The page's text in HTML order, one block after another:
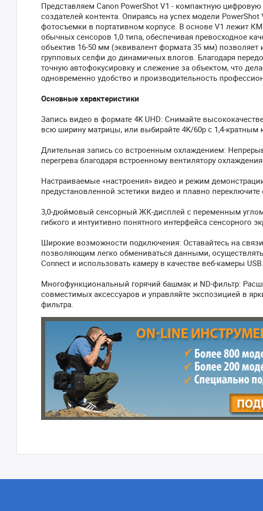
Представляем Canon PowerShot V1 - компактную
создателей контента. Опираясь на успех модели
фотосъемки в портативном корпусе. В основе V1 лежит
обычных сенсоров 1,0 типа, обеспечивая превосходное
объектив 16-50 мм (эквивалент формата 35 мм)
групповых селфи до динамичных влогов. Благодаря
точную автофокусировку и слежение за объектом, что
одновременно удобство и производительность
Основные характеристики
Запись видео в формате 4K UHD: Снимайте
всю ширину матрицы, или выбирайте 4K/60p с 1,4-
Длительная запись со встроенным охлаждением:
перегрева благодаря встроенному вентилятору
Настраиваемые «настроения» видео и режим
предустановленной эстетики видео и плавно
3,0-дюймовый сенсорный ЖК-дисплей с переменным
гибкого и интуитивно понятного интерфейса сенсорного
Широкие возможности подключения: Оставайтесь на
позволяющим легко обмениваться данными,
Connect и использовать камеру в качестве веб-камеры USB.
Многофункциональный горячий башмак и ND-фильтр:
совместимых аксессуаров и управляйте экспозицией в
фильтра.